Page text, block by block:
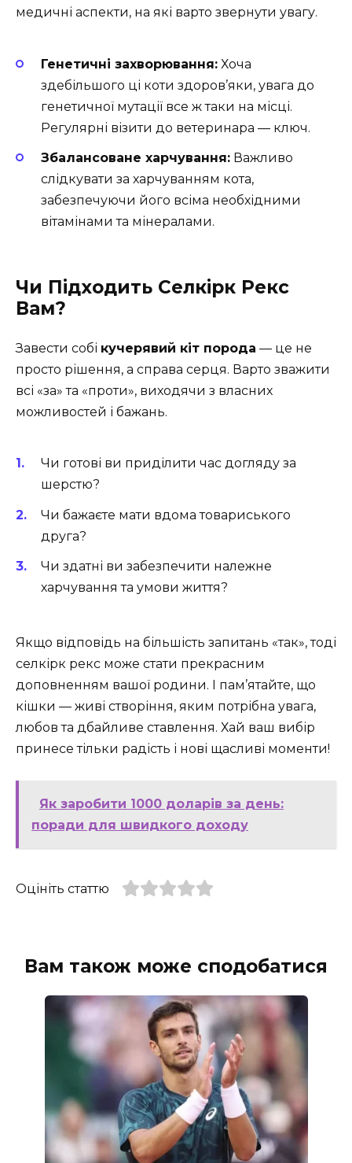
медичні аспекти, на які варто звернути увагу.
Генетичні захворювання: Хоча
здебільшого ці коти здоров’яки, увага до
генетичної мутації все ж таки на місці.
Регулярні візити до ветеринара — ключ.
Збалансоване харчування: Важливо
слідкувати за харчуванням кота,
забезпечуючи його всіма необхідними
вітамінами та мінералами.
Чи Підходить Селкірк Рекс
Вам?
Завести собі кучерявий кіт порода — це не
просто рішення, а справа серця. Варто зважити
всі «за» та «проти», виходячи з власних
можливостей і бажань.
Чи готові ви приділити час догляду за
шерстю?
Чи бажаєте мати вдома товариського
друга?
Чи здатні ви забезпечити належне
харчування та умови життя?
Якщо відповідь на більшість запитань «так», тоді
селкірк рекс може стати прекрасним
доповненням вашої родини. І пам’ятайте, що
кішки — живі створіння, яким потрібна увага,
любов та дбайливе ставлення. Хай ваш вибір
принесе тільки радість і нові щасливі моменти!
Як заробити 1000 доларів за день:
поради для швидкого доходу
Оцініть статтю
Вам також може сподобатися